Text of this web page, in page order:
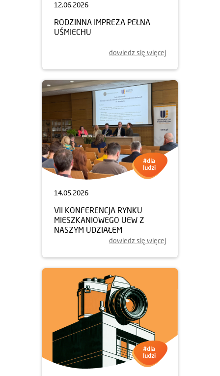
12.06.2026
RODZINNA IMPREZA PEŁNA
UŚMIECHU
dowiedz się więcej
14.05.2026
VII KONFERENCJA RYNKU
MIESZKANIOWEGO UEW Z
NASZYM UDZIAŁEM
dowiedz się więcej